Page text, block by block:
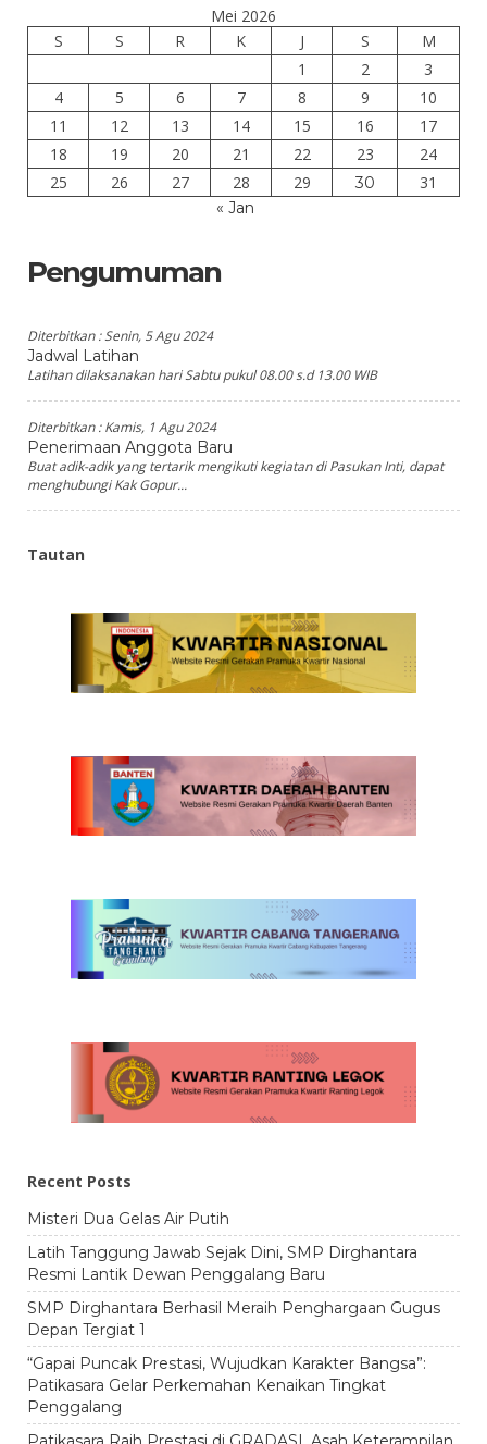
Mei 2026
S
S R K J S
M
1
2
3
4
5 6 7 8 9
10
11
12 13 14 15 16
17
18
19 20 21 22 23
24
25
26 27 28 29 30 31
« Jan
Pengumuman
Diterbitkan :Senin, 5 Agu 2024
Jadwal Latihan
Latihan dilaksanakan hari Sabtu pukul 08.00 s.d 13.00 WIB
Diterbitkan :Kamis, 1 Agu 2024
Penerimaan Anggota Baru
Buat adik-adik yang tertarik mengikuti kegiatan di Pasukan Inti, dapat
menghubungi Kak Gopur...
Tautan
Recent Posts
Misteri Dua Gelas Air Putih
Latih Tanggung Jawab Sejak Dini, SMP Dirghantara
Resmi Lantik Dewan Penggalang Baru
SMP Dirghantara Berhasil Meraih Penghargaan Gugus
Depan Tergiat 1
“Gapai Puncak Prestasi, Wujudkan Karakter Bangsa”:
Patikasara Gelar Perkemahan Kenaikan Tingkat
Penggalang